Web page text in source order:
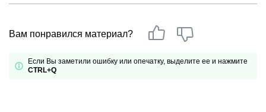
Вам понравился материал?
Если Вы заметили ошибку или опечатку, выделите ее и нажмите
CTRL+Q